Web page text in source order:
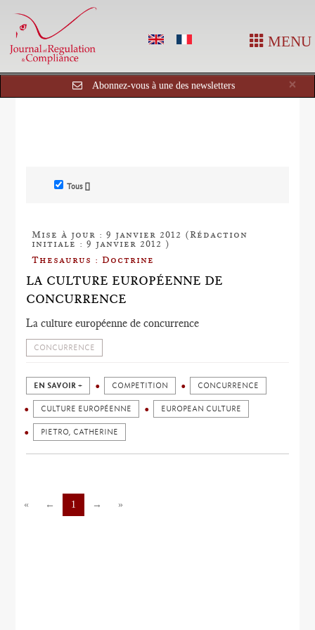
MENU
×
Abonnez-vous à une des newsletters
Tous []
Mise à jour : 9 janvier 2012 (Rédaction
initiale : 9 janvier 2012 )
Thesaurus : Doctrine
LA CULTURE EUROPÉENNE DE
CONCURRENCE
La culture européenne de concurrence
CONCURRENCE
EN SAVOIR + COMPETITION CONCURRENCE
CULTURE EUROPÉENNE EUROPEAN CULTURE
PIETRO, CATHERINE
« ← 1 → »